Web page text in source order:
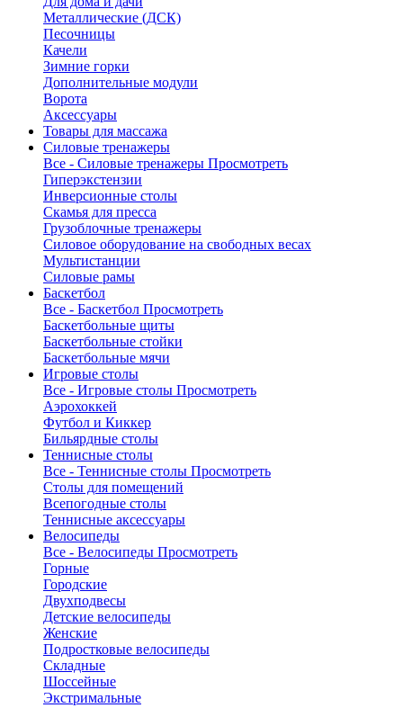
Металлические (ДСК)
Песочницы
Качели
Зимние горки
Дополнительные модули
Ворота
Аксессуары
Товары для массажа
Силовые тренажеры
Все - Силовые тренажеры Просмотреть
Гиперэкстензии
Инверсионные столы
Скамья для пресса
Грузоблочные тренажеры
Силовое оборудование на свободных весах
Мультистанции
Силовые рамы
Баскетбол
Все - Баскетбол Просмотреть
Баскетбольные щиты
Баскетбольные стойки
Баскетбольные мячи
Игровые столы
Все - Игровые столы Просмотреть
Аэрохоккей
Футбол и Киккер
Бильярдные столы
Теннисные столы
Все - Теннисные столы Просмотреть
Столы для помещений
Всепогодные столы
Теннисные аксессуары
Велосипеды
Все - Велосипеды Просмотреть
Горные
Городские
Двухподвесы
Детские велосипеды
Женские
Подростковые велосипеды
Складные
Шоссейные
Экстримальные